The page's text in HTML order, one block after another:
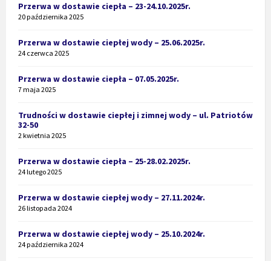
Przerwa w dostawie ciepła – 23-24.10.2025r.
20 października 2025
Przerwa w dostawie ciepłej wody – 25.06.2025r.
24 czerwca 2025
Przerwa w dostawie ciepła – 07.05.2025r.
7 maja 2025
Trudności w dostawie ciepłej i zimnej wody – ul. Patriotów
32-50
2 kwietnia 2025
Przerwa w dostawie ciepła – 25-28.02.2025r.
24 lutego 2025
Przerwa w dostawie ciepłej wody – 27.11.2024r.
26 listopada 2024
Przerwa w dostawie ciepłej wody – 25.10.2024r.
24 października 2024